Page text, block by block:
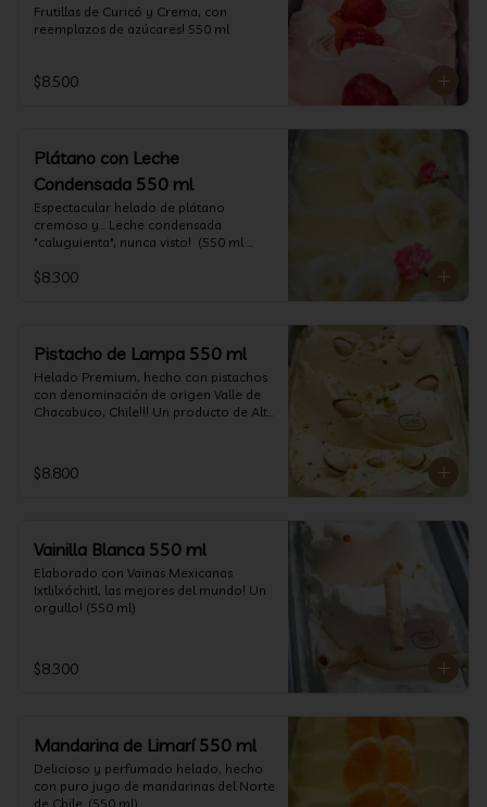
Frutillas de Curicó y Crema, con
reemplazos de azúcares! 550 ml
$8.500
Plátano con Leche
Condensada 550 ml
Espectacular helado de plátano
cremoso y... Leche condensada
"caluguienta", nunca visto!  (550 ml
$8.300
Pistacho de Lampa 550 ml
Helado Premium, hecho con pistachos
con denominación de origen Valle de
Chacabuco, Chile!!! Un producto de Alta
$8.800
Vainilla Blanca 550 ml
Elaborado con Vainas Mexicanas
Ixtlilxóchitl, las mejores del mundo! Un
orgullo! (550 ml)
$8.300
Mandarina de Limarí 550 ml
Delicioso y perfumado helado, hecho
con puro jugo de mandarinas del Norte
de Chile. (550 ml)